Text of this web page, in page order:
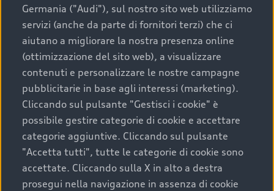
La qualità di acquistare
un’auto usata Audi
Scegliere un’auto usata è una decisione che coniuga
convenienza, affidabilità e sostenibilità. Per fare un
acquisto sicuro, è essenziale considerare aspetti
determinanti come la garanzia inclusa e l’affidabilità del
marchio. Audi offre l’auto usata perfetta tramite Audi
Prima Scelta :plus
Germania ("Audi"), sul nostro sito web utilizziamo
servizi (anche da parte di fornitori terzi) che ci
aiutano a migliorare la nostra presenza online
(ottimizzazione del sito web), a visualizzare
contenuti e personalizzare le nostre campagne
pubblicitarie in base agli interessi (marketing).
Cliccando sul pulsante "Gestisci i cookie" è
possibile gestire categorie di cookie e accettare
categorie aggiuntive. Cliccando sul pulsante
"Accetta tutti", tutte le categorie di cookie sono
accettate. Cliccando sulla X in alto a destra
prosegui nella navigazione in assenza di cookie